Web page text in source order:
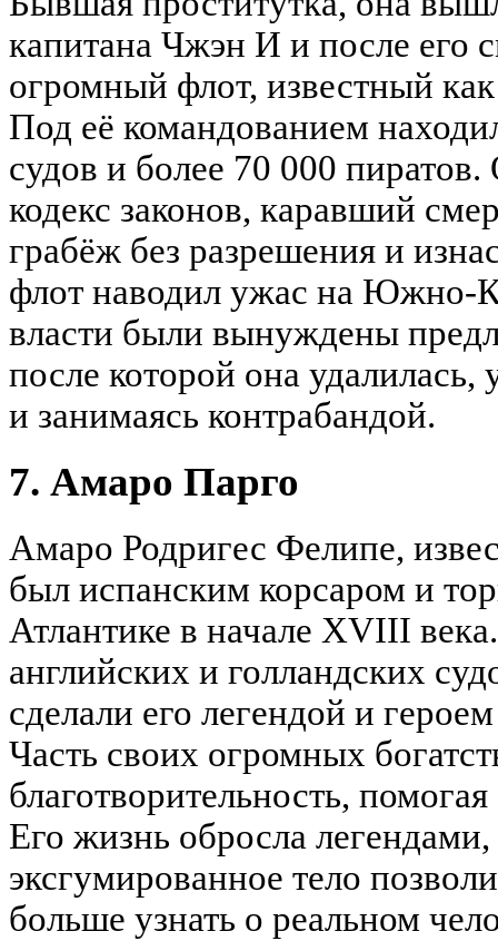
капитана Чжэн И и после его
огромный флот, известный
Под её командованием
судов и более 70 000
кодекс законов, каравший
грабёж без разрешения и
флот наводил ужас на Южно-
власти были вынуждены
после которой она
и занимаясь контрабандой.
7. Амаро Парго
Амаро Родригес Фелипе,
был испанским корсаром и
Атлантике в начале XVIII
английских и голландских
сделали его легендой и
Часть своих огромных
благотворительность,
Его жизнь обросла
эксгумированное тело
больше узнать о реальном